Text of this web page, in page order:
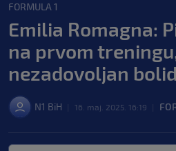
FORMULA 1
Emilia Romagna:
na prvom
nezadovoljan
N1 BiH 16. maj. 2025. 16:19